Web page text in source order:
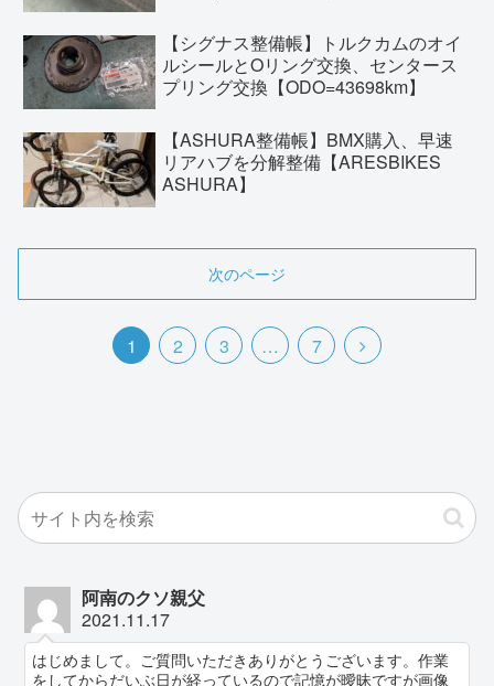
【シグナス整備帳】トルクカムのオイ
ルシールとOリング交換、センタース
プリング交換【ODO=43698km】
【ASHURA整備帳】BMX購入、早速
リアハブを分解整備【ARESBIKES
ASHURA】
次のページ
1 2 3 … 7
次
阿南のクソ親父
2021.11.17
はじめまして。ご質問いただきありがとうございます。作業
をしてからだいぶ日が経っているので記憶が曖昧ですが画像